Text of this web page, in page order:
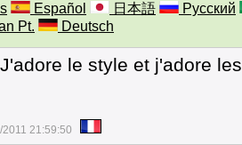
Español 日本語
Русский
Pt. Deutsch
le style et j'adore
2011 21:59:50